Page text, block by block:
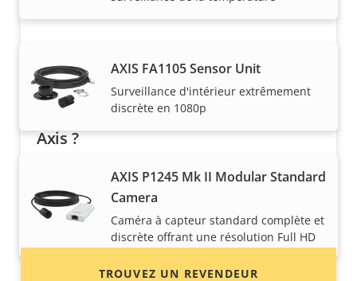
AXIS FA1105 Sensor Unit
Surveillance d'intérieur extrêmement
discrète en 1080p
AXIS P1245 Mk II Modular Standard
Camera
Caméra à capteur standard complète et
discrète offrant une résolution Full HD
Vous voulez acheter des produits
Axis ?
Trouvez des revendeurs, des intégrateurs
système et des installateurs de produits et de
systèmes Axis.
TROUVEZ UN REVENDEUR